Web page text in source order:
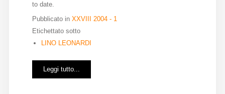
to date.
Pubblicato in XXVIII 2004 - 1
Etichettato sotto
LINO LEONARDI
Leggi tutto...